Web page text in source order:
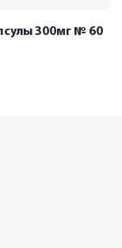
300мг № 60